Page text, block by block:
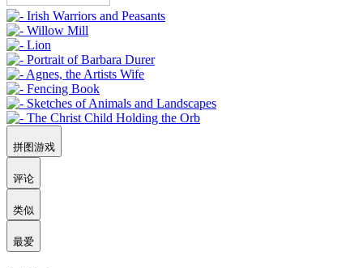
拼图游戏
评论
类似
最爱